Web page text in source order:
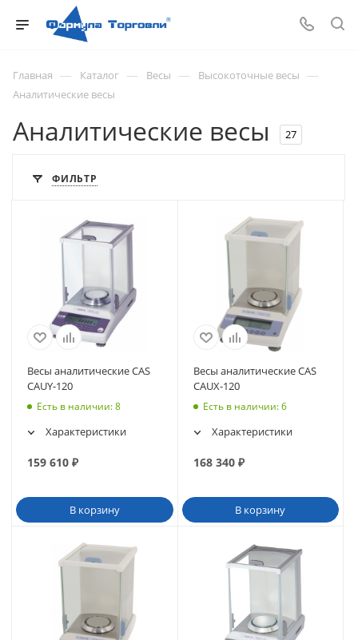
Главная — Каталог — Весы — Высокоточные весы —
Аналитические весы
Аналитические весы 27
ФИЛЬТР
Весы аналитические CAS
CAUY-120
Есть в наличии: 8
Характеристики
159 610 ₽
В корзину
Весы аналитические CAS
CAUX-120
Есть в наличии: 6
Характеристики
168 340₽
В корзину